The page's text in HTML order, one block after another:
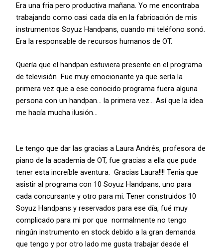
Era una fria pero productiva mañana. Yo me encontraba
trabajando como casi cada día en la fabricación de mis
instrumentos Soyuz Handpans, cuando mi teléfono sonó.
Era la responsable de recursos humanos de OT.
Quería que el handpan estuviera presente en el programa
de televisión Fue muy emocionante ya que sería la
primera vez que a ese conocido programa fuera alguna
persona con un handpan… la primera vez… Así que la idea
me hacía mucha ilusión…
Le tengo que dar las gracias a Laura Andrés, profesora de
piano de la academia de OT, fue gracias a ella que pude
tener esta increíble aventura. Gracias Laura!!!! Tenia que
asistir al programa con 10 Soyuz Handpans, uno para
cada concursante y otro para mi. Tener construidos 10
Soyuz Handpans y reservados para ese día, fué muy
complicado para mi por que normalmente no tengo
ningún instrumento en stock debido a la gran demanda
que tengo y por otro lado me gusta trabajar desde el